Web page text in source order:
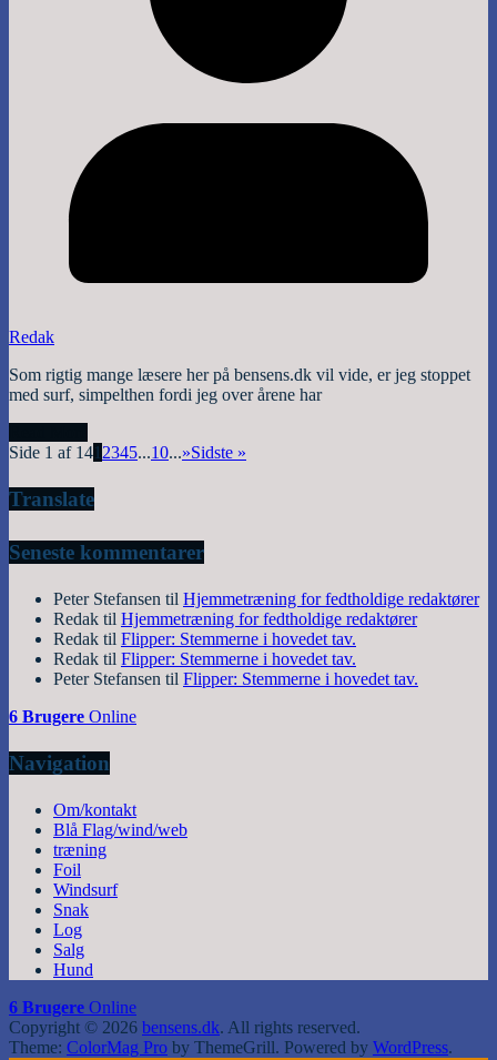
Redak
Som rigtig mange læsere her på bensens.dk vil vide, er jeg stoppet
med surf, simpelthen fordi jeg over årene har
Side 1 af 141 2345...10...»Sidste »
Translate
Seneste kommentarer
Peter Stefansen til Hjemmetræning for fedtholdige redaktører
Redak til Hjemmetræning for fedtholdige redaktører
Redak til Flipper: Stemmerne i hovedet tav.
Redak til Flipper: Stemmerne i hovedet tav.
Peter Stefansen til Flipper: Stemmerne i hovedet tav.
6 Brugere Online
Navigation
Om/kontakt
Blå Flag/wind/web
træning
Foil
Windsurf
Snak
Log
Salg
Hund
6 Brugere Online
Copyright © 2026 bensens.dk. All rights reserved.
Theme: ColorMag Pro by ThemeGrill. Powered by WordPress.